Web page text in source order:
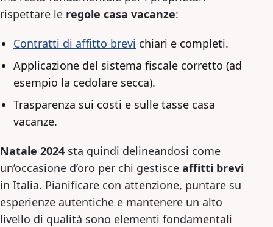
rispettare le regole casa vacanze:
Contratti di affitto brevi chiari e completi.
Applicazione del sistema fiscale corretto (ad
esempio la cedolare secca).
Trasparenza sui costi e sulle tasse casa
vacanze.
Natale 2024 sta quindi delineandosi come
un’occasione d’oro per chi gestisce affitti brevi
in Italia. Pianificare con attenzione, puntare su
esperienze autentiche e mantenere un alto
livello di qualità sono elementi fondamentali